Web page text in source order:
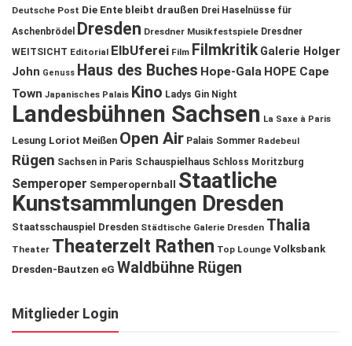
Deutsche Post Die Ente bleibt draußen Drei Haselnüsse für
Aschenbrödel
Dresden Dresdner Musikfestspiele Dresdner
WEITSICHT Editorial ElbUferei Film Filmkritik Galerie Holger
John Genuss Haus des Buches Hope-Gala HOPE Cape
Town Japanisches Palais Kino Ladys Gin Night
Landesbühnen Sachsen La Saxe à Paris
Lesung Loriot Meißen Open Air Palais Sommer Radebeul
Rügen Sachsen in Paris Schauspielhaus Schloss Moritzburg
Semperoper Semperopernball
Staatliche
Kunstsammlungen Dresden
Staatsschauspiel Dresden Städtische Galerie Dresden Thalia
Theater Theaterzelt Rathen Top Lounge Volksbank
Dresden-Bautzen eG Waldbühne Rügen
Mitglieder Login